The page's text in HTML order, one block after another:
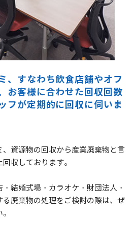
、すなわち飲食店舗やオフ
お客様に合わせた回収回数
フが定期的に回収に伺いま
資源物の回収から産業廃棄物と言
収しております。
結婚式場・カラオケ・財団法人・
廃棄物の処理をご検討の際は、ぜ